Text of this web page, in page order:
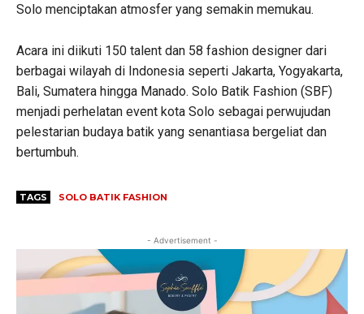
Solo menciptakan atmosfer yang semakin memukau.
Acara ini diikuti 150 talent dan 58 fashion designer dari
berbagai wilayah di Indonesia seperti Jakarta, Yogyakarta,
Bali, Sumatera hingga Manado. Solo Batik Fashion (SBF)
menjadi perhelatan event kota Solo sebagai perwujudan
pelestarian budaya batik yang senantiasa bergeliat dan
bertumbuh.
TAGS SOLO BATIK FASHION
- Advertisement -